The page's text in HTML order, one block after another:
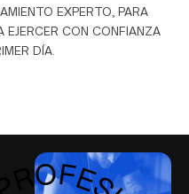
EXPERTO, PARA
EJERCER CON CONFIANZA
DÍA.